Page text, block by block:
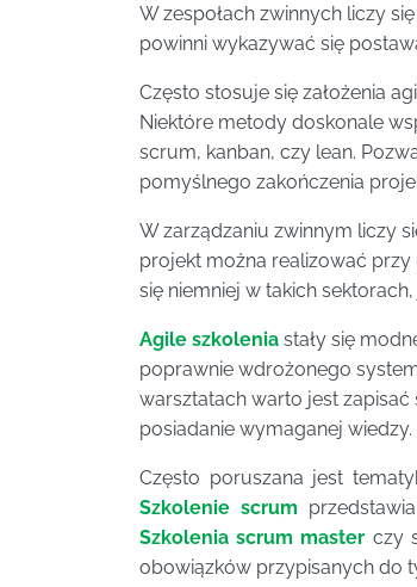
W zespołach zwinnych liczy
powinni wykazywać się
Często stosuje się założenia
Niektóre metody doskonale
scrum, kanban, czy lean.
pomyślnego zakończenia
W zarządzaniu zwinnym liczy
projekt można realizować
się niemniej w takich
Agile szkolenia stały się
poprawnie wdrożonego
warsztatach warto jest zapisać
posiadanie wymaganej wiedzy.
Często poruszana jest
Szkolenie scrum
Szkolenia scrum master czy
obowiązków przypisanych do